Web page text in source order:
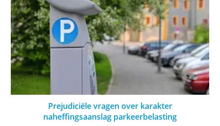
Prejudiciële vragen over karakter
naheffingsaanslag parkeerbelasting